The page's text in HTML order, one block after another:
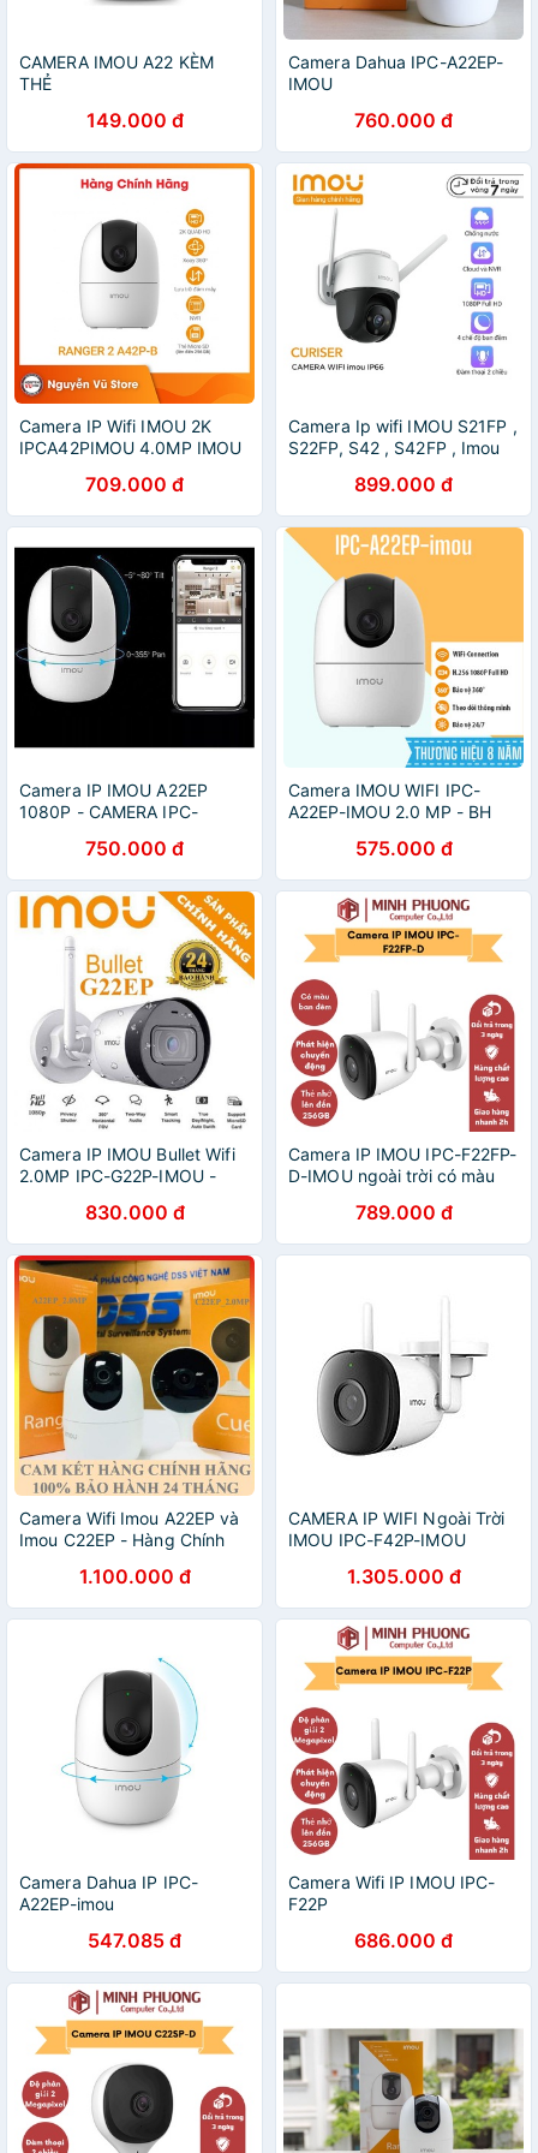
CAMERA IMOU A22 KÈM
THẺ
149.000 đ
Camera Dahua IPC-A22EP-
IMOU
760.000 đ
Camera IP Wifi IMOU 2K
IPCA42PIMOU 4.0MP IMOU
709.000 đ
Camera Ip wifi IMOU S21FP ,
S22FP, S42 , S42FP , Imou
899.000 đ
Camera IP IMOU A22EP
1080P - CAMERA IPC-
Hàng chính hãng DSS
750.000 đ
Camera IMOU WIFI IPC-
A22EP-IMOU 2.0 MP - BH
575.000 đ
Camera IP IMOU Bullet Wifi
2.0MP IPC-G22P-IMOU -
830.000 đ
Camera IP IMOU IPC-F22FP-
D-IMOU ngoài trời có màu
789.000 đ
Camera Wifi Imou A22EP và
Imou C22EP - Hàng Chính
1.100.000 đ
CAMERA IP WIFI Ngoài Trời
IMOU IPC-F42P-IMOU
1.305.000 đ
Camera Dahua IP IPC-
A22EP-imou
547.085 đ
Camera Wifi IP IMOU IPC-
F22P
686.000 đ